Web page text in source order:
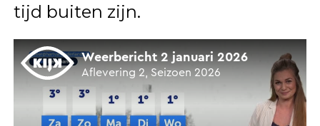
tijd buiten zijn.